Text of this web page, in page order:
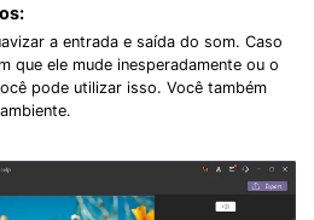
a entrada e saída do som. Caso
que ele mude inesperadamente ou o
pode utilizar isso. Você também